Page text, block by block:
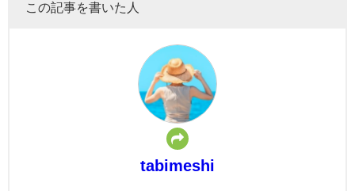
この記事を書いた人
tabimeshi